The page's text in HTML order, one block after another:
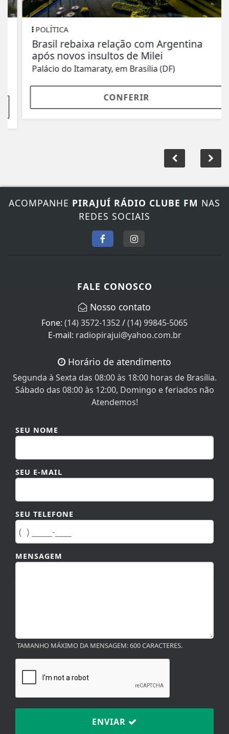
POLÍTICA
Brasil rebaixa relação com Argentina
após novos insultos de Milei
Palácio do Itamaraty, em Brasília (DF)
CONFERIR
REDES SOCIAIS
(14) 3572-1352/(14) 99845-5065
E-mail:radiopirajui@yahoo.com.br
Segunda à Sexta das 08:00 às 18:00 horas de Brasília.
Sábado das 08:00 às 12:00, Domingo e feriados não
Atendemos!
SEU E-MAIL
SEU TELEFONE
MENSAGEM
ENVIAR